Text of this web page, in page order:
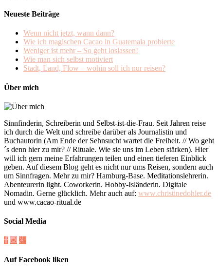
Neueste Beiträge
Wenn nicht jetzt, wann dann?
Wie ich magischen Cacao in Guatemala probierte
Weniger ist mehr – So geht loslassen!
Wie man sich selbst motiviert
Stadt, Land, Flow – wohin soll ich nur reisen?
Über mich
Sinnfinderin, Schreiberin und Selbst-ist-die-Frau. Seit Jahren reise
ich durch die Welt und schreibe darüber als Journalistin und
Buchautorin (Am Ende der Sehnsucht wartet die Freiheit. // Wo geht
´s denn hier zu mir? // Rituale. Wie sie uns im Leben stärken). Hier
will ich gern meine Erfahrungen teilen und einen tieferen Einblick
geben. Auf diesem Blog geht es nicht nur ums Reisen, sondern auch
um Sinnfragen. Mehr zu mir? Hamburg-Base. Meditationslehrerin.
Abenteurerin light. Coworkerin. Hobby-Isländerin. Digitale
Nomadin. Gerne glücklich. Mehr auch auf: www.christinedohler.de
und www.cacao-ritual.de
Social Media
Auf Facebook liken